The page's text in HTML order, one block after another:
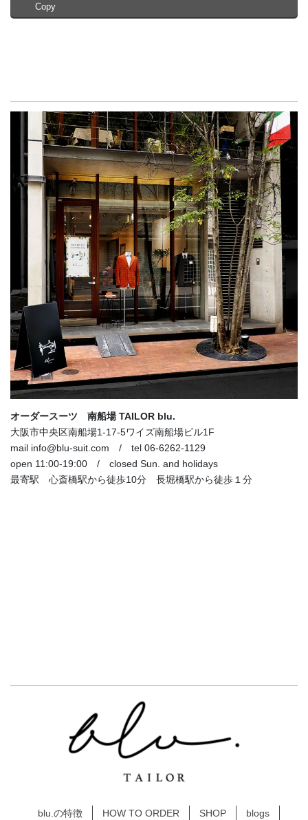
Copy
オーダースーツ 南船場 TAILOR blu.
大阪市中央区南船場1-17-5ワイズ南船場ビル1F
mail info@blu-suit.com / tel 06-6262-1129
open 11:00-19:00 / closed Sun. and holidays
最寄駅 心斎橋駅から徒歩10分 長堀橋駅から徒歩１分
blu.の特徴 HOW TO ORDER SHOP blogs